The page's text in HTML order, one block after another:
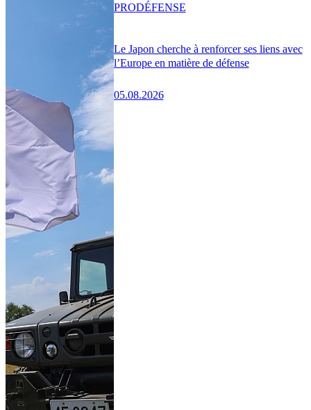
Le Japon cherche à renforcer ses liens avec
l’Europe en matière de défense
05.08.2026
PRODÉFENSE